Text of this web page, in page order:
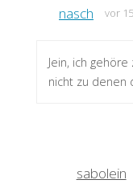
nasch vor
Jein, ich
nicht zu denen
sabolein